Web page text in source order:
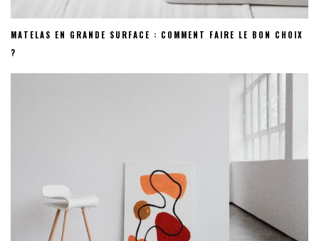
MATELAS EN GRANDE SURFACE : COMMENT FAIRE LE BON CHOIX
?